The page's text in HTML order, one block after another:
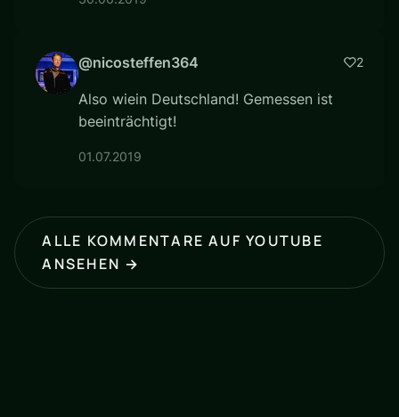
@nicosteffen364 2
Also wiein Deutschland! Gemessen ist
beeinträchtigt!
01.07.2019
ALLE KOMMENTARE AUF YOUTUBE
ANSEHEN →